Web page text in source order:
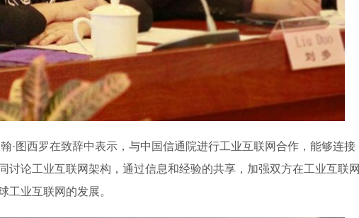
翰·图西罗在致辞中表示，与中国信通院进行工业互联网合作，能够连接
讨论工业互联网架构，通过信息和经验的共享，加强双方在工业互联网
工业互联网的发展。